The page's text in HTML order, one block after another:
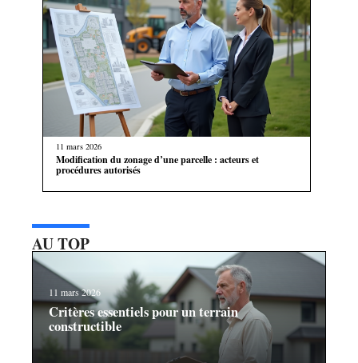
11 mars 2026
Modification du zonage d’une parcelle : acteurs et
procédures autorisés
AU TOP
11 mars 2026
Critères essentiels pour un terrain
constructible